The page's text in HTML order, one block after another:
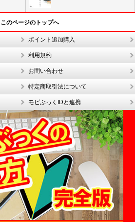
のページのトップへ
ポイント追加購入
利用規約
お問い合わせ
特定商取引法について
モビぶっくIDと連携